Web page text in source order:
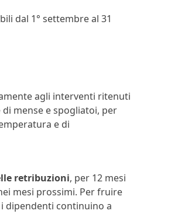
dal 1° settembre al 31
agli interventi ritenuti
mense e spogliatoi, per
e di
retribuzioni, per 12 mesi
mesi prossimi. Per fruire
dipendenti continuino a